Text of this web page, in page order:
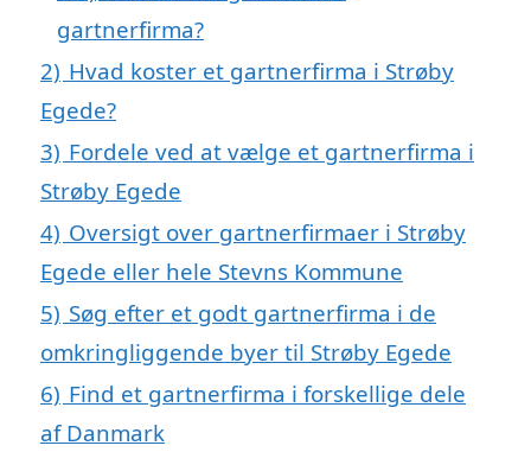
gartnerfirma?
2) Hvad koster et gartnerfirma i Strøby
Egede?
3) Fordele ved at vælge et gartnerfirma i
Strøby Egede
4) Oversigt over gartnerfirmaer i Strøby
Egede eller hele Stevns Kommune
5) Søg efter et godt gartnerfirma i de
omkringliggende byer til Strøby Egede
6) Find et gartnerfirma i forskellige dele
af Danmark